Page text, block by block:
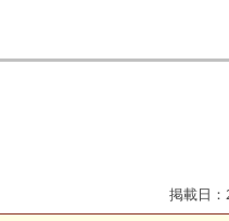
掲載日：